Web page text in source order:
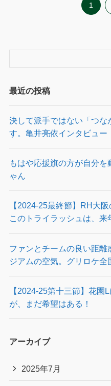
1
最近の投稿
決して派手ではない「つ
す。亀井亮依インタビュー
もはや応援旗の方が自分
ゃん
【2024-25最終節】RH大
このトライラッシュは、来
ファンとチームの良い距離
ジアムの空気。グリロケ
【2024-25第十三節】花
が、まだ希望はある！
アーカイブ
2025年7月